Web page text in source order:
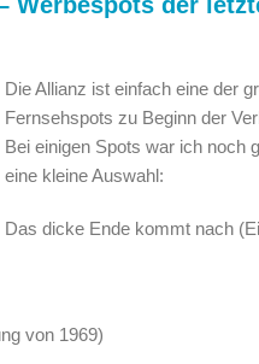
Die Allianz ist einfach eine der
Fernsehspots zu Beginn der
Bei einigen Spots war ich noch
eine kleine Auswahl:
Das dicke Ende kommt nach
von 1969)